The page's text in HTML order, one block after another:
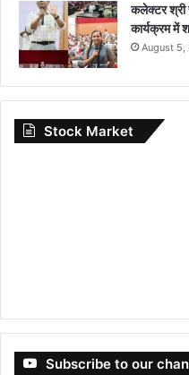
कलेक्टर श्री
कार्यक्रम में
August 5,
Stock Market
Subscribe to our